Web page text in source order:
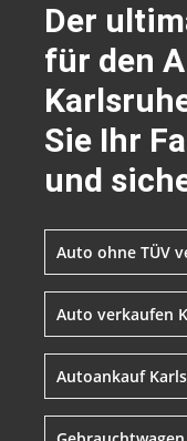
Der
für den
Sie Ihr
und
Auto ohne TÜV
Auto verkaufen
Autoankauf